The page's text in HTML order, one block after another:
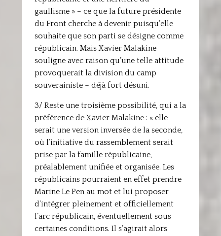
gaullisme » – ce que la future présidente
du Front cherche à devenir puisqu’elle
souhaite que son parti se désigne comme
républicain. Mais Xavier Malakine
souligne avec raison qu’une telle attitude
provoquerait la division du camp
souverainiste – déjà fort désuni.
3/ Reste une troisième possibilité, qui a la
préférence de Xavier Malakine : « elle
serait une version inversée de la seconde,
où l’initiative du rassemblement serait
prise par la famille républicaine,
préalablement unifiée et organisée. Les
républicains pourraient en effet prendre
Marine Le Pen au mot et lui proposer
d’intégrer pleinement et officiellement
l’arc républicain, éventuellement sous
certaines conditions. Il s’agirait alors